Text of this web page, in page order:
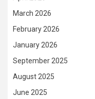
March 2026
February 2026
January 2026
September 2025
August 2025
June 2025